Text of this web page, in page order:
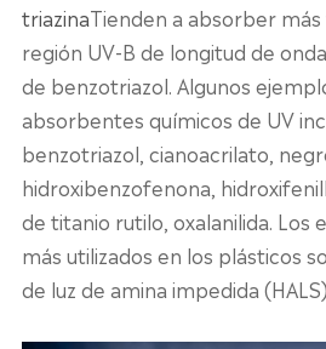
triazinaTienden a absorber
región UV-B de longitud de
de benzotriazol. Algunos
absorbentes químicos de UV
benzotriazol, cianoacrilato,
hidroxibenzofenona,
de titanio rutilo, oxalanilida. Los
más utilizados en los plásticos
de luz de amina impedida